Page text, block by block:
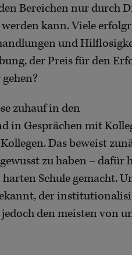
Bereichen nur durch
kann. Viele
und
der Preis für den
zuhauf in den
in Gesprächen mit
Das beweist
zu haben – dafür
Schule gemacht.
der
den meisten von